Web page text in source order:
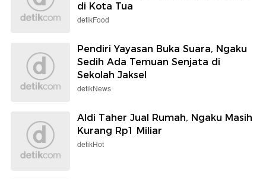
di Kota Tua
detikFood
Pendiri Yayasan Buka Suara, Ngaku
Sedih Ada Temuan Senjata di
Sekolah Jaksel
detikNews
Aldi Taher Jual Rumah, Ngaku Masih
Kurang Rp1 Miliar
detikHot